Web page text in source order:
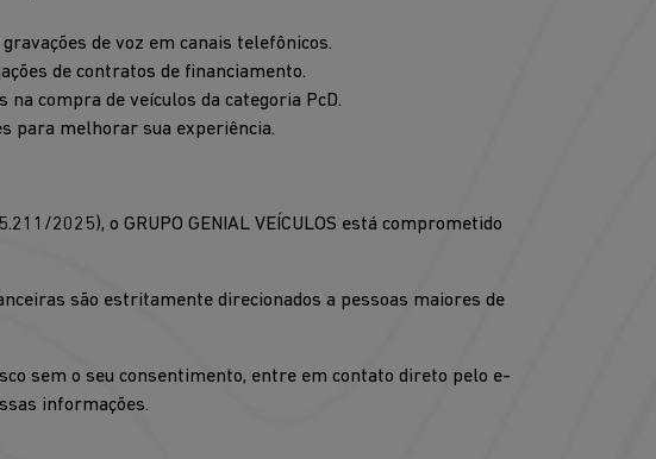
de voz em canais telefônicos.
de contratos de financiamento.
na compra de veículos da categoria PcD.
para melhorar sua experiência.
2025), o GRUPO GENIAL VEÍCULOS está comprometido
são estritamente direcionados a pessoas maiores de
sem o seu consentimento, entre em contato direto pelo e-
informações.